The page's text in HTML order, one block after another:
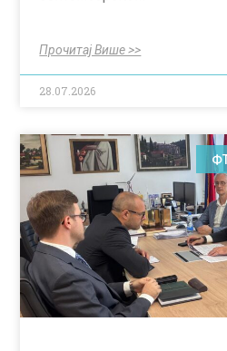
Прочитај Више >>
28.07.2026